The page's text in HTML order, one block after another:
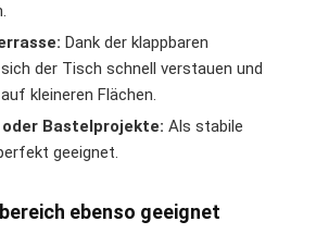
Dank der klappbaren
der Tisch schnell verstauen und
kleineren Flächen.
Bastelprojekte: Als stabile
geeignet.
ebenso geeignet